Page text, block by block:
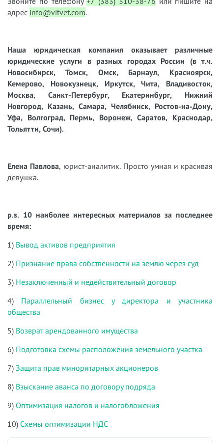
адрес info@vitvet.com.
Наша юридическая компания оказывает различные
юридические услуги в разных городах России (в т.ч.
Новосибирск, Томск, Омск, Барнаул, Красноярск,
Кемерово, Новокузнецк, Иркутск, Чита, Владивосток,
Москва, Санкт-Петербург, Екатеринбург, Нижний
Новгород, Казань, Самара, Челябинск, Ростов-на-Дону,
Уфа, Волгоград, Пермь, Воронеж, Саратов, Краснодар,
Тольятти, Сочи).
Елена Павлова, юрист-аналитик. Просто умная и красивая
девушка.
p.s. 10 наиболее интересных материалов за последнее
время:
1) Вывод активов предприятия
2) Признание права собственности на землю через суд
3) Незаключенный и недействительный договор
4) Параллельный бизнес у директора и участника
общества
5) Возврат арендованного имущества
6) Подготовка схемы расположения земельного участка
7) Защита прав миноритарных акционеров
8) Взыскание аванса по договору подряда
9) Оптимизация налогов и налогобложения
10) Схемы оптимизации НДС